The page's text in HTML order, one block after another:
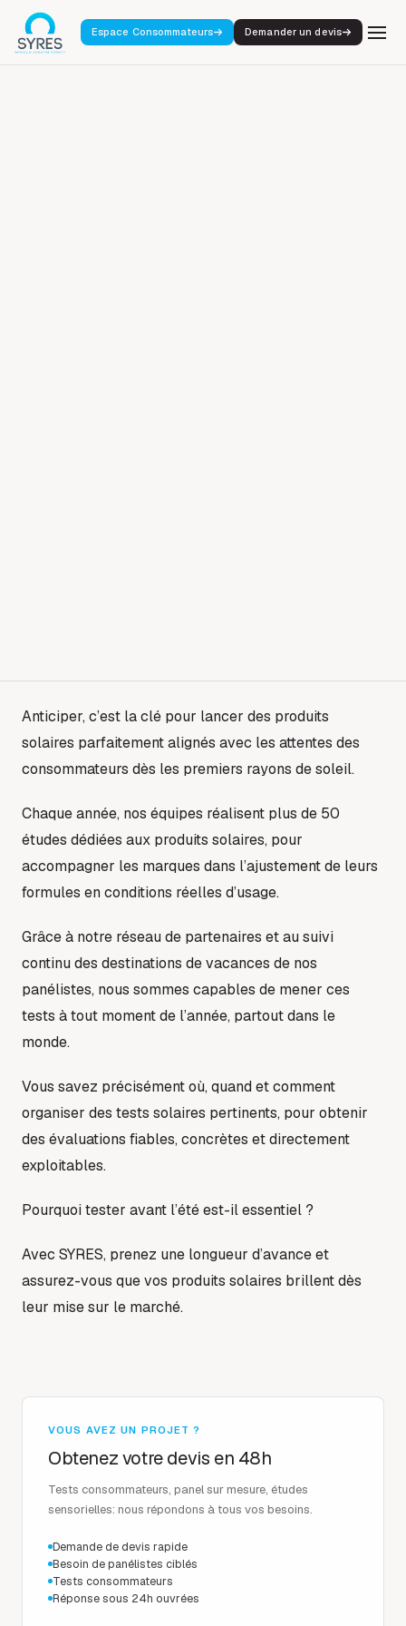
Espace Consommateurs Demander un devis
Anticiper, c’est la clé pour lancer des produits
solaires parfaitement alignés avec les attentes des
consommateurs dès les premiers rayons de soleil.
Chaque année, nos équipes réalisent plus de 50
études dédiées aux produits solaires, pour
accompagner les marques dans l’ajustement de leurs
formules en conditions réelles d’usage.
Grâce à notre réseau de partenaires et au suivi
continu des destinations de vacances de nos
panélistes, nous sommes capables de mener ces
tests à tout moment de l’année, partout dans le
monde.
Vous savez précisément où, quand et comment
organiser des tests solaires pertinents, pour obtenir
des évaluations fiables, concrètes et directement
exploitables.
Pourquoi tester avant l’été est-il essentiel ?
Avec SYRES, prenez une longueur d’avance et
assurez-vous que vos produits solaires brillent dès
leur mise sur le marché.
VOUS AVEZ UN PROJET ?
Obtenez votre devis en 48h
Tests consommateurs, panel sur mesure, études
sensorielles: nous répondons à tous vos besoins.
Demande de devis rapide
Besoin de panélistes ciblés
Tests consommateurs
Réponse sous 24h ouvrées